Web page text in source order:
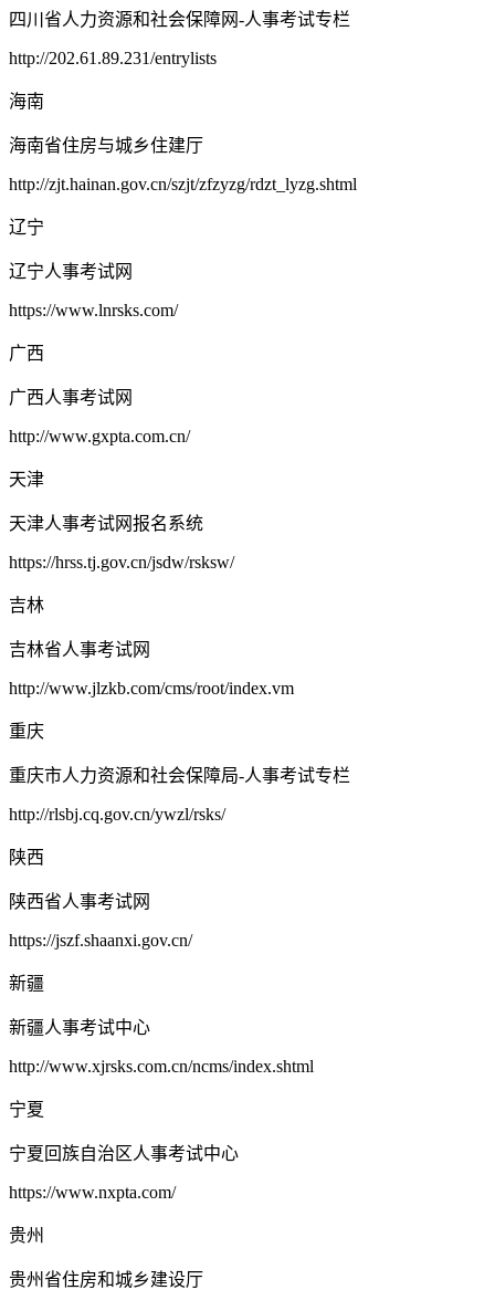
四川省人力资源和社会保障网-人事考试专栏
http://202.61.89.231/entrylists
海南
海南省住房与城乡住建厅
http://zjt.hainan.gov.cn/szjt/zfzyzg/rdzt_lyzg.shtml
辽宁
辽宁人事考试网
https://www.lnrsks.com/
广西
广西人事考试网
http://www.gxpta.com.cn/
天津
天津人事考试网报名系统
https://hrss.tj.gov.cn/jsdw/rsksw/
吉林
吉林省人事考试网
http://www.jlzkb.com/cms/root/index.vm
重庆
重庆市人力资源和社会保障局-人事考试专栏
http://rlsbj.cq.gov.cn/ywzl/rsks/
陕西
陕西省人事考试网
https://jszf.shaanxi.gov.cn/
新疆
新疆人事考试中心
http://www.xjrsks.com.cn/ncms/index.shtml
宁夏
宁夏回族自治区人事考试中心
https://www.nxpta.com/
贵州
贵州省住房和城乡建设厅